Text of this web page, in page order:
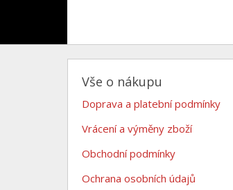
Vše o nákupu
Doprava a platební podmínky
Vrácení a výměny zboží
Obchodní podmínky
Ochrana osobních údajů